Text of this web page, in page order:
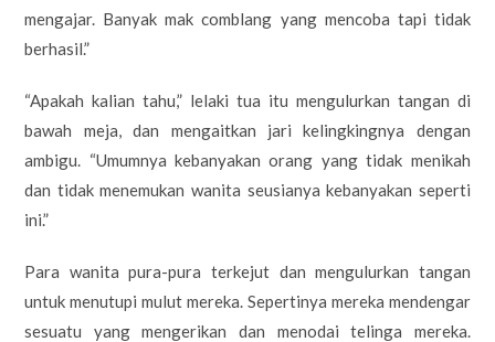
mengajar. Banyak mak comblang yang mencoba tapi tidak
berhasil.”
“Apakah kalian tahu,” lelaki tua itu mengulurkan tangan di
bawah meja, dan mengaitkan jari kelingkingnya dengan
ambigu. “Umumnya kebanyakan orang yang tidak menikah
dan tidak menemukan wanita seusianya kebanyakan seperti
ini.”
Para wanita pura-pura terkejut dan mengulurkan tangan
untuk menutupi mulut mereka. Sepertinya mereka mendengar
sesuatu yang mengerikan dan menodai telinga mereka.